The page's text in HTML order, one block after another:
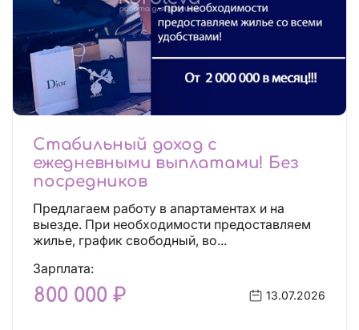
Стабильный доход с
ежедневными выплатами! Без
посредников
Предлагаем работу в апартаментах и на
выезде. При необходимости предоставляем
жилье, график свободный, во...
Зарплата:
800 000 ₽ 13.07.2026